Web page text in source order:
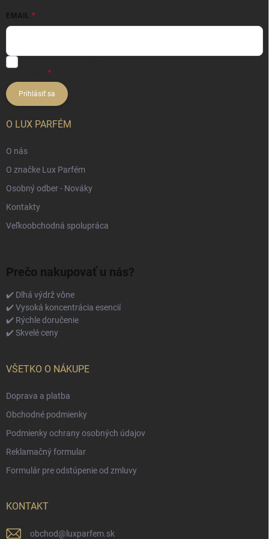
EMAIL
Prihlásiť sa
O LUX PARFÉM
O nás
O značke Lux Parfém
Osobný odber - Nováky
Kontakty
Veľkoobchodná spolupráca
Prečo nakupovať u nás?
✔️ Dlhá výdrž vône
✔️ Vysoká koncentrácia esencií
✔️ Rýchle doručenie
✔️ Skvelé ceny
VŠETKO O NÁKUPE
Doprava a platba
Obchodné podmienky
Podmienky ochrany osobných údajov
Reklamačný formular
Formulár pre odstúpenie od zmluvy
KONTAKT
obchod@luxparfem.sk